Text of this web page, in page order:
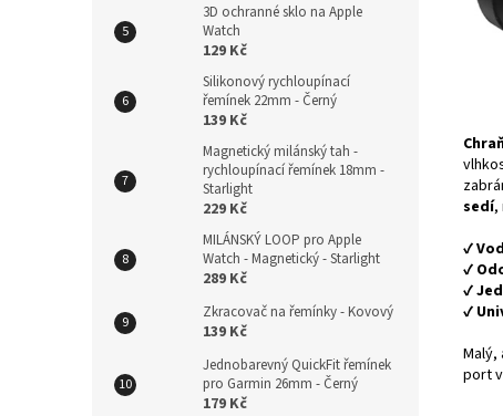
3D ochranné sklo na Apple
Watch
129 Kč
Silikonový rychloupínací
řemínek 22mm - Černý
139 Kč
Magnetický milánský tah -
rychloupínací řemínek 18mm -
Starlight
229 Kč
MILÁNSKÝ LOOP pro Apple
Watch - Magnetický - Starlight
289 Kč
Zkracovač na řemínky - Kovový
139 Kč
Jednobarevný QuickFit řemínek
pro Garmin 26mm - Černý
179 Kč
sedí,
✔
✔
✔
✔
port